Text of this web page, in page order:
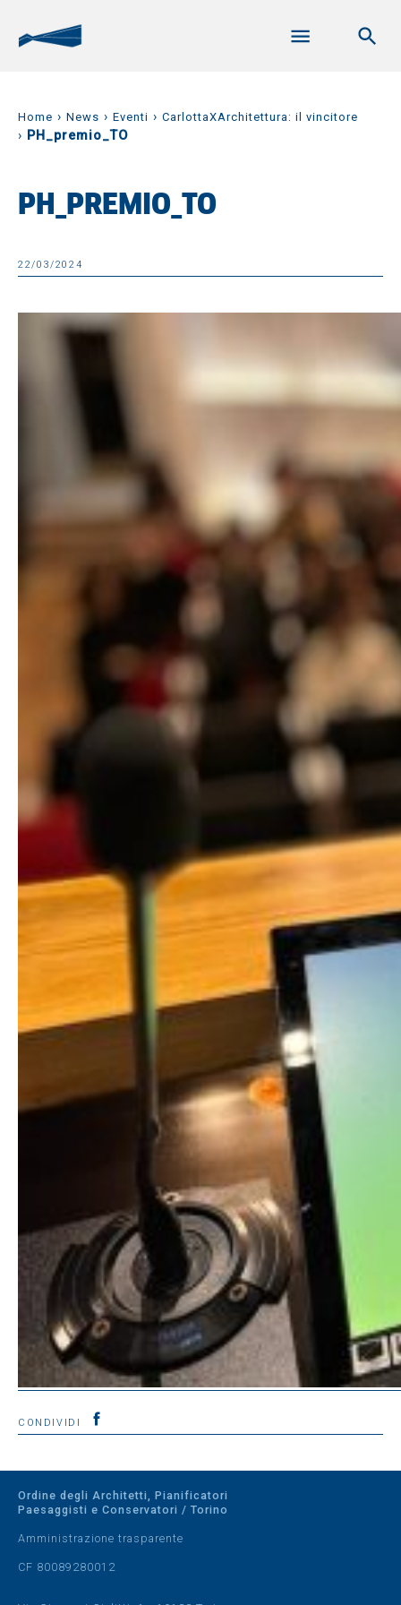
Home › News › Eventi › CarlottaXArchitettura: il vincitore
› PH_premio_TO
PH_PREMIO_TO
22/03/2024
CONDIVIDI
Ordine degli Architetti, Pianificatori
Paesaggisti e Conservatori / Torino
Amministrazione trasparente
CF 80089280012